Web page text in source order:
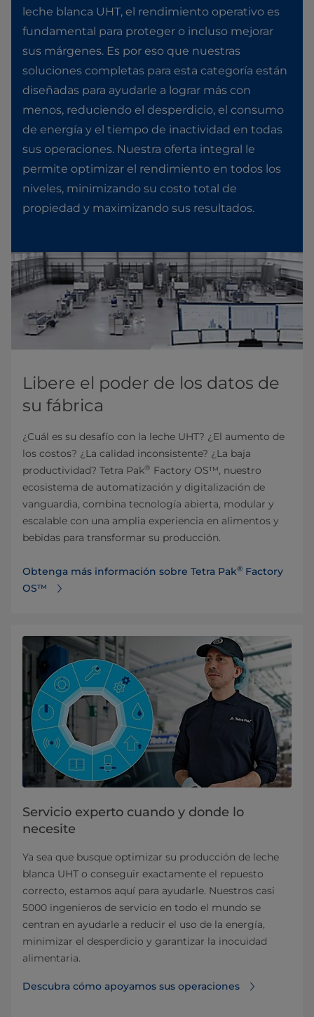
leche blanca UHT, el rendimiento operativo es
fundamental para proteger o incluso mejorar
sus márgenes. Es por eso que nuestras
soluciones completas para esta categoría están
diseñadas para ayudarle a lograr más con
menos, reduciendo el desperdicio, el consumo
de energía y el tiempo de inactividad en todas
sus operaciones. Nuestra oferta integral le
permite optimizar el rendimiento en todos los
niveles, minimizando su costo total de
propiedad y maximizando sus resultados.
Libere el poder de los datos de
su fábrica
¿Cuál es su desafío con la leche UHT? ¿El aumento de
los costos? ¿La calidad inconsistente? ¿La baja
productividad? Tetra Pak® Factory OS™, nuestro
ecosistema de automatización y digitalización de
vanguardia, combina tecnología abierta, modular y
escalable con una amplia experiencia en alimentos y
bebidas para transformar su producción.
Obtenga más información sobre Tetra Pak® Factory
OS™
Servicio experto cuando y donde lo
necesite
Ya sea que busque optimizar su producción de leche
blanca UHT o conseguir exactamente el repuesto
correcto, estamos aquí para ayudarle. Nuestros casi
5000 ingenieros de servicio en todo el mundo se
centran en ayudarle a reducir el uso de la energía,
minimizar el desperdicio y garantizar la inocuidad
alimentaria.
Descubra cómo apoyamos sus operaciones